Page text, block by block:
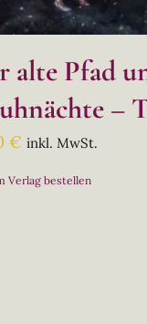
alte Pfad
–
€ inkl. MwSt.
Verlag bestellen